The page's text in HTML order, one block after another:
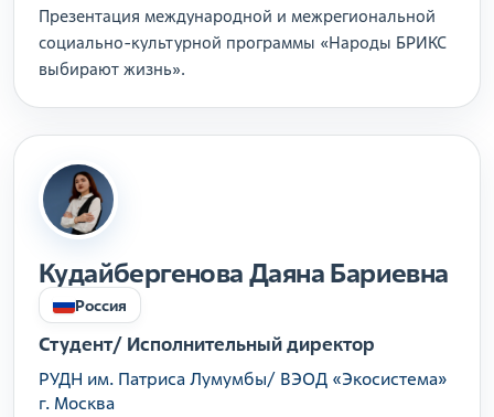
Презентация международной и межрегиональной
социально-культурной программы «Народы БРИКС
выбирают жизнь».
Кудайбергенова Даяна Бариевна
Россия
Студент/ Исполнительный директор
РУДН им. Патриса Лумумбы/ ВЭОД «Экосистема»
г. Москва